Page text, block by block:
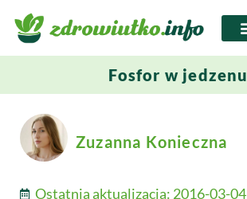
Fosfor w jedzenu
Zuzanna Konieczna
Ostatnia aktualizacja: 2016-03-04